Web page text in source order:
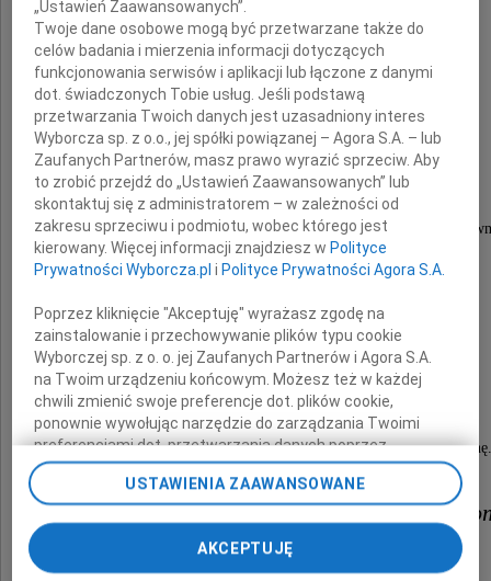
Pawła Adamowicza
Prezydenta Gdańska,
wybitnego samorządowca,
dla którego najważniejsze były ideały wolności,
solidarności oraz demokracji obywatelskiej.
Bronił wartośc, za które zapłacił najwyższą cenę.
Rodzinie, Bliskim i
„Ustawień Zaawansowanych”.
Twoje dane osobowe mogą być przetwarzane także do
celów badania i mierzenia informacji dotyczących
funkcjonowania serwisów i aplikacji lub łączone z danymi
dot. świadczonych Tobie usług. Jeśli podstawą
przetwarzania Twoich danych jest uzasadniony interes
Wyborcza sp. z o.o., jej spółki powiązanej – Agora S.A. – lub
Zaufanych Partnerów, masz prawo wyrazić sprzeciw. Aby
to zrobić przejdź do „Ustawień Zaawansowanych” lub
skontaktuj się z administratorem – w zależności od
zakresu sprzeciwu i podmiotu, wobec którego jest
kierowany. Więcej informacji znajdziesz w Polityce
Prywatności Wyborcza.pl i Polityce Prywatności Agora S.A.
Poprzez kliknięcie "Akceptuję" wyrażasz zgodę na
zainstalowanie i przechowywanie plików typu cookie
Wyborczej sp. z o. o. jej Zaufanych Partnerów i Agora S.A.
na Twoim urządzeniu końcowym. Możesz też w każdej
chwili zmienić swoje preferencje dot. plików cookie,
ponownie wywołując narzędzie do zarządzania Twoimi
preferencjami dot. przetwarzania danych poprzez
odnośnik „Ustawienia prywatności” w stopce serwisu i
przechodząc do sekcji „Ustawienia zaawansowane”.
Zmiana ustawień plików cookie możliwa jest także za
pomocą ustawień przeglądarki.
My, nasi Zaufani Partnerzy i Agora S.A. możemy
USTAWIENIA ZAAWANSOWANE
AKCEPTUJĘ